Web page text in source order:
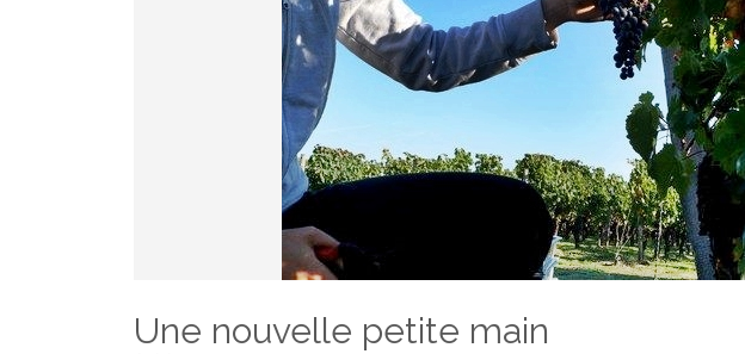
Une nouvelle petite main